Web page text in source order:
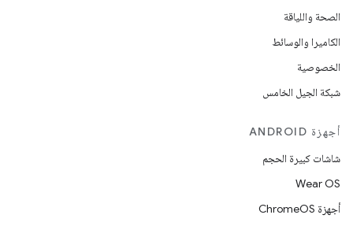
الصحة واللياقة
الكاميرا والوسائط
الخصوصية
شبكة الجيل الخامس
أجهزة ANDROID
شاشات كبيرة الحجم
Wear OS
أجهزة ChromeOS